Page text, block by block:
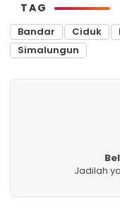
TAG
Bandar Ciduk
Simalungun
Jadilah